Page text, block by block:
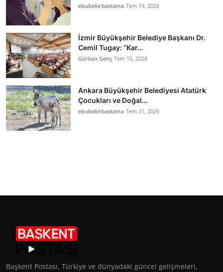
ebubekirbastama Tem 19, 2026
İzmir Büyükşehir Belediye Başkanı Dr.
Cemil Tugay: “Kar...
Gürkan Genç Tem 15, 2026
Ankara Büyükşehir Belediyesi Atatürk
Çocukları ve Doğal...
ebubekirbastama Tem 31, 2026
Başkent Postası, Türkiye ve dünyadaki güncel gelişmeleri,